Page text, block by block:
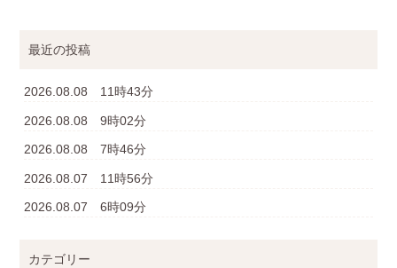
最近の投稿
2026.08.08 11時43分
2026.08.08 9時02分
2026.08.08 7時46分
2026.08.07 11時56分
2026.08.07 6時09分
カテゴリー